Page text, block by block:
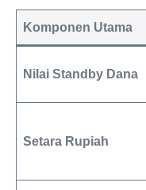
Komponen Utama
Nilai Standby Dana
Setara Rupiah